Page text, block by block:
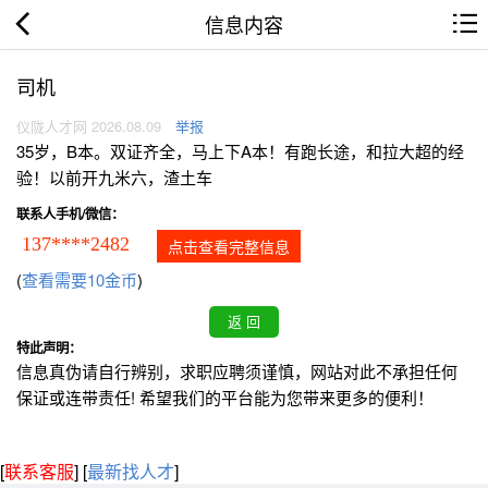
信息内容
司机
仪陇人才网 2026.08.09 举报
35岁，B本。双证齐全，马上下A本！有跑长途，和拉大超的经
验！以前开九米六，渣土车
联系人手机/微信：
137****2482 点击查看完整信息
(查看需要10金币)
特此声明：
信息真伪请自行辨别，求职应聘须谨慎，网站对此不承担任何
保证或连带责任! 希望我们的平台能为您带来更多的便利！
[联系客服] [最新找人才]